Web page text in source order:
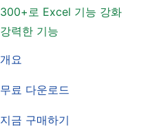
300+로 Excel 기능 강화
강력한 기능
개요
무료 다운로드
지금 구매하기